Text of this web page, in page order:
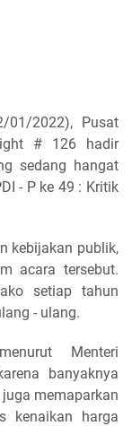
01/2022), Pusat
# 126 hadir
sedang hangat
- P ke 49 : Kritik
kebijakan publik,
acara tersebut.
setiap tahun
- ulang.
Menteri
banyaknya
memaparkan
kenaikan harga